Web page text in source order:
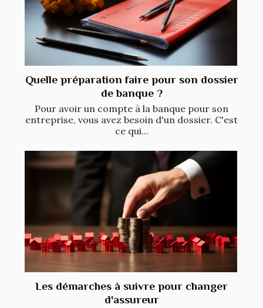
Quelle préparation faire pour son dossier
de banque ?
Pour avoir un compte à la banque pour son
entreprise, vous avez besoin d'un dossier. C'est
ce qui...
Les démarches à suivre pour changer
d'assureur